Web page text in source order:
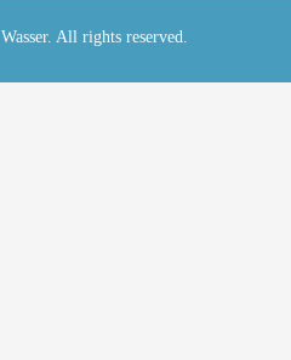
All rights reserved.